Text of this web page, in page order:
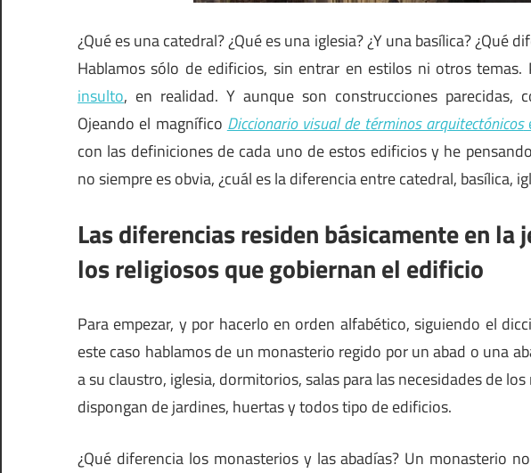
¿Qué es una catedral? ¿Qué es una iglesia? ¿Y una basílica? ¿Qué
Hablamos sólo de edificios, sin entrar en estilos ni otros temas.
insulto, en realidad. Y aunque son construcciones parecidas,
Ojeando el magnífico Diccionario visual de términos arquitectónicos
con las definiciones de cada uno de estos edificios y he
no siempre es obvia, ¿cuál es la diferencia entre catedral, basílica,
Las diferencias residen básicamente en la
los religiosos que gobiernan el edificio
Para empezar, y por hacerlo en orden alfabético, siguiendo el
este caso hablamos de un monasterio regido por un abad o una
a su claustro, iglesia, dormitorios, salas para las necesidades de
dispongan de jardines, huertas y todos tipo de edificios.
¿Qué diferencia los monasterios y las abadías? Un monasterio